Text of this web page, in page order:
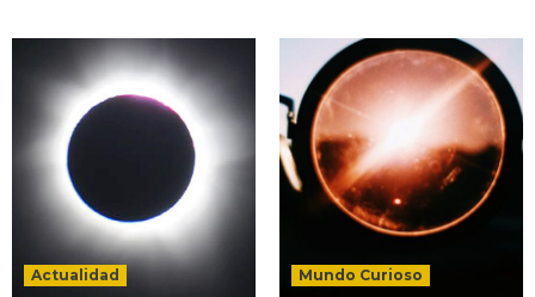
Actualidad Mundo Curioso